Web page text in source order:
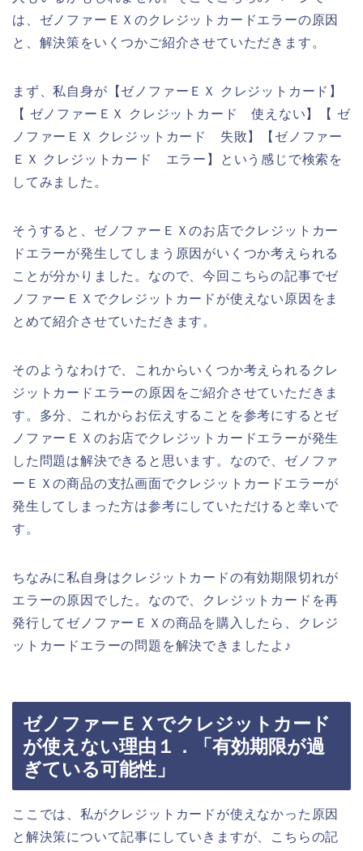
は、ゼノファーＥＸのクレジットカードエラーの原因
と、解決策をいくつかご紹介させていただきます。
まず、私自身が【ゼノファーＥＸ クレジットカード】
【 ゼノファーＥＸ クレジットカード 使えない】【 ゼ
ノファーＥＸ クレジットカード 失敗】【ゼノファー
ＥＸ クレジットカード エラー】という感じで検索を
してみました。
そうすると、ゼノファーＥＸのお店でクレジットカー
ドエラーが発生してしまう原因がいくつか考えられる
ことが分かりました。なので、今回こちらの記事でゼ
ノファーＥＸでクレジットカードが使えない原因をま
とめて紹介させていただきます。
そのようなわけで、これからいくつか考えられるクレ
ジットカードエラーの原因をご紹介させていただきま
す。多分、これからお伝えすることを参考にするとゼ
ノファーＥＸのお店でクレジットカードエラーが発生
した問題は解決できると思います。なので、ゼノファ
ーＥＸの商品の支払画面でクレジットカードエラーが
発生してしまった方は参考にしていただけると幸いで
す。
ちなみに私自身はクレジットカードの有効期限切れが
エラーの原因でした。なので、クレジットカードを再
発行してゼノファーＥＸの商品を購入したら、クレジ
ットカードエラーの問題を解決できましたよ♪
ゼノファーＥＸでクレジットカード
が使えない理由１．「有効期限が過
ぎている可能性」
ここでは、私がクレジットカードが使えなかった原因
と解決策について記事にしていきますが、こちらの記